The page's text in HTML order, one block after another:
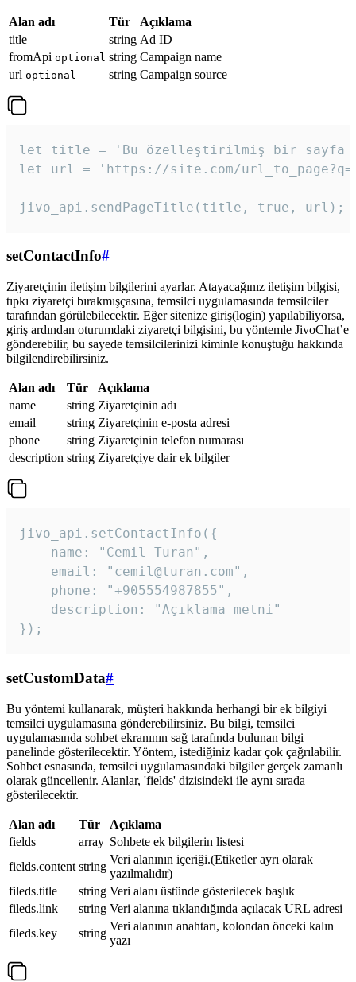
Alan adı Tür
Açıklama
title
string Ad ID
fromApi optional string Campaign name
url optional string Campaign source
let title = 'Bu özelleştirilmiş bir sayfa
let url = 'https://site.com/
jivo_api.sendPageTitle(title, true, url);
setContactInfo#
Ziyaretçinin iletişim bilgilerini ayarlar. Atayacağınız iletişim bilgisi,
tıpkı ziyaretçi bırakmışçasına, temsilci uygulamasında temsilciler
tarafından görülebilecektir. Eğer sitenize giriş(login) yapılabiliyorsa,
giriş ardından oturumdaki ziyaretçi bilgisini, bu yöntemle JivoChat’e
gönderebilir, bu sayede temsilcilerinizi kiminle konuştuğu hakkında
bilgilendirebilirsiniz.
Alan adı Tür
Açıklama
name
string Ziyaretçinin adı
email
string Ziyaretçinin e-posta adresi
phone
string Ziyaretçinin telefon numarası
description string Ziyaretçiye dair ek bilgiler
jivo_api.setContactInfo({
    name: "Cemil Turan",
    email: "cemil@turan.com",
    phone: "+905554987855",
    description: "Açıklama metni"
});
setCustomData#
Bu yöntemi kullanarak, müşteri hakkında herhangi bir ek bilgiyi
temsilci uygulamasına gönderebilirsiniz. Bu bilgi, temsilci
uygulamasında sohbet ekranının sağ tarafında bulunan bilgi
panelinde gösterilecektir. Yöntem, istediğiniz kadar çok çağrılabilir.
Sohbet esnasında, temsilci uygulamasındaki bilgiler gerçek zamanlı
olarak güncellenir. Alanlar, 'fields' dizisindeki ile aynı sırada
gösterilecektir.
Alan adı Tür
Açıklama
fields
array Sohbete ek bilgilerin listesi
fields.content string
Veri alanının içeriği.(Etiketler ayrı olarak
yazılmalıdır)
fileds.title
string Veri alanı üstünde gösterilecek başlık
fileds.link
string Veri alanına tıklandığında açılacak URL adresi
fileds.key
string
Veri alanının anahtarı, kolondan önceki kalın
yazı